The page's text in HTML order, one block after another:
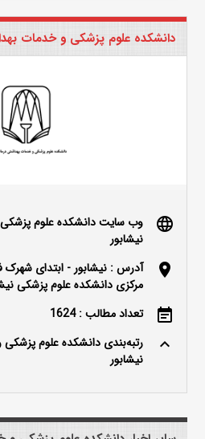
دانشکده علوم پزشکی و خدمات
language
وب سایت دانشکده علوم
نیشابور
location_on
آدرس : نیشابور - ابتدای شهرک
مرکزی دانشکده علوم پزشکی
event_note تعداد مطالب : 1624
keyboard_arrow_up
رتبه‌بندی دانشکده علوم
نیشابور